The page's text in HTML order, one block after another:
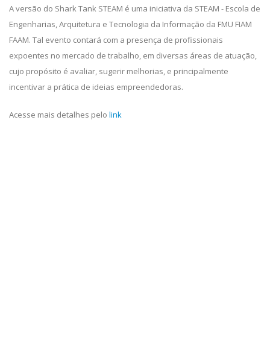
A versão do Shark Tank STEAM é uma iniciativa da STEAM - Escola de
Engenharias, Arquitetura e Tecnologia da Informação da FMU FIAM
FAAM. Tal evento contará com a presença de profissionais
expoentes no mercado de trabalho, em diversas áreas de atuação,
cujo propósito é avaliar, sugerir melhorias, e principalmente
incentivar a prática de ideias empreendedoras.
Acesse mais detalhes pelo link